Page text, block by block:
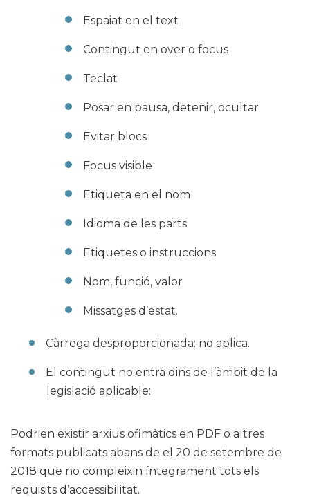
Espaiat en el text
Contingut en over o focus
Teclat
Posar en pausa, detenir, ocultar
Evitar blocs
Focus visible
Etiqueta en el nom
Idioma de les parts
Etiquetes o instruccions
Nom, funció, valor
Missatges d’estat.
Càrrega desproporcionada: no aplica.
El contingut no entra dins de l’àmbit de la
legislació aplicable:
Podrien existir arxius ofimàtics en PDF o altres
formats publicats abans de el 20 de setembre de
2018 que no compleixin íntegrament tots els
requisits d’accessibilitat.